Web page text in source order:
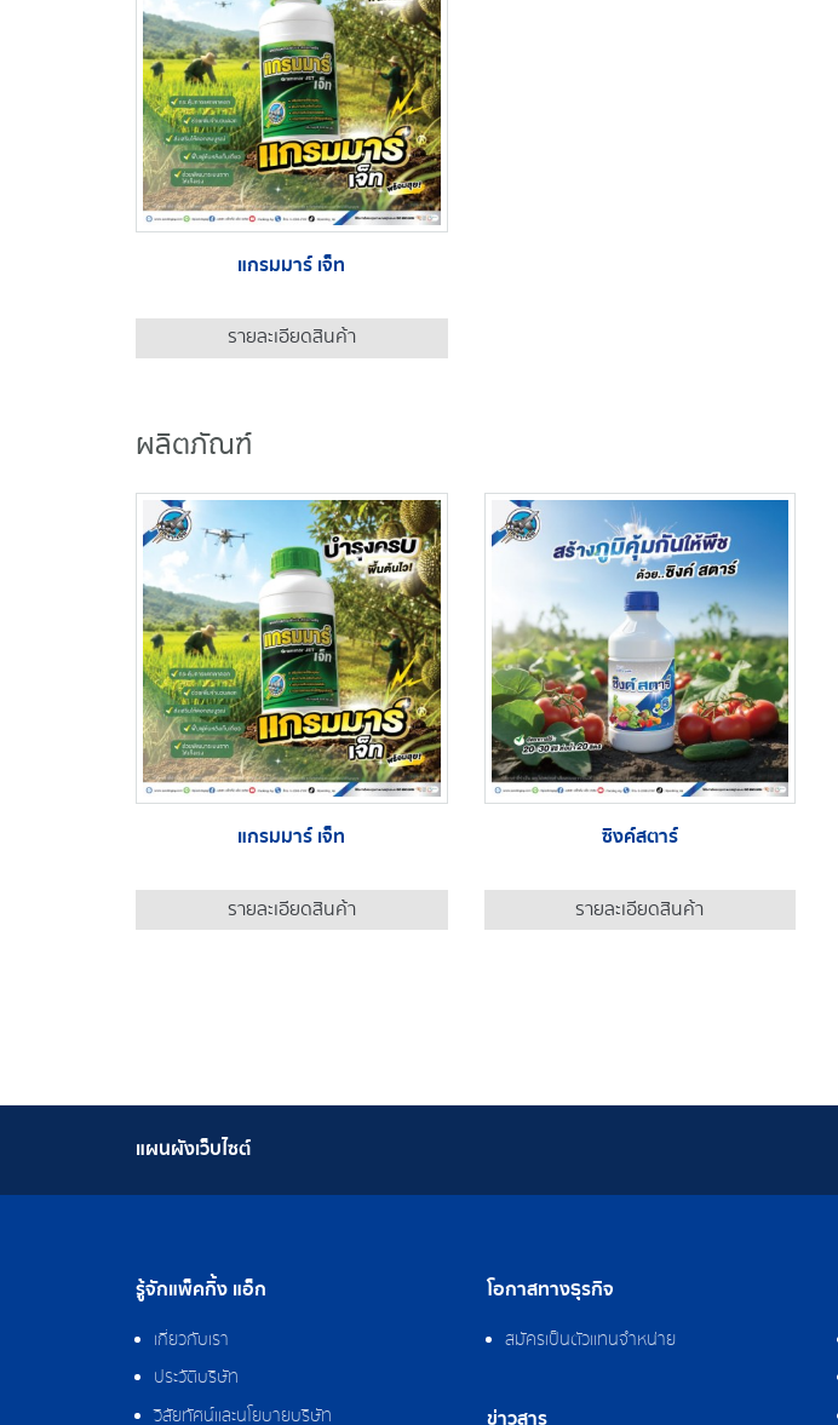
แกรมมาร์ เจ็ท
รายละเอียดสินค้า
ผลิตภัณฑ์
แกรมมาร์ เจ็ท
รายละเอียดสินค้า
ซิงค์สตาร์
รายละเอียดสินค้า
แผนผังเว็บไซต์
รู้จักแพ็คกิ้ง แอ็ก
เกี่ยวกับเรา
ประวัติบริษัท
วิสัยทัศน์และนโยบายบริษัท
โอกาสทางธุรกิจ
สมัครเป็นตัวแทนจำหน่าย